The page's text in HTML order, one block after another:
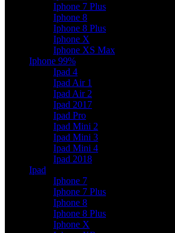
Iphone 7 Plus
Iphone 8
Iphone 8 Plus
Iphone X
Iphone XS Max
Iphone 99%
Ipad 4
Ipad Air 1
Ipad Air 2
Ipad 2017
Ipad Pro
Ipad Mini 2
Ipad Mini 3
Ipad Mini 4
Ipad 2018
Ipad
Iphone 7
Iphone 7 Plus
Iphone 8
Iphone 8 Plus
Iphone X